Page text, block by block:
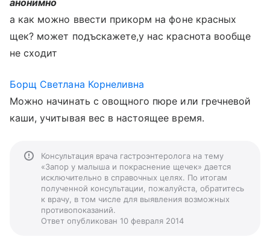
анонимно
а как можно ввести прикорм на фоне красных
щек? может подъскажете,у нас краснота вообще
не сходит
Борщ Светлана Корнеливна
Можно начинать с овощного пюре или гречневой
каши, учитывая вес в настоящее время.
Консультация врача гастроэнтеролога на тему
«Запор у малыша и покраснение щечек» дается
исключительно в справочных целях. По итогам
полученной консультации, пожалуйста, обратитесь
к врачу, в том числе для выявления возможных
противопоказаний.
Ответ опубликован 10 февраля 2014